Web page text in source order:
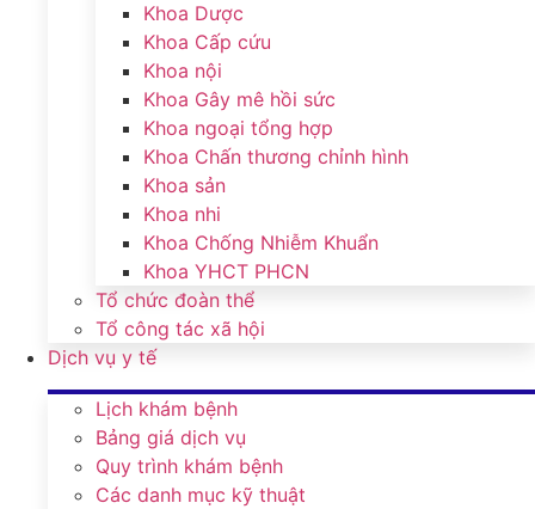
Khoa Dược
Khoa Cấp cứu
Khoa nội
Khoa Gây mê hồi sức
Khoa ngoại tổng hợp
Khoa Chấn thương chỉnh hình
Khoa sản
Khoa nhi
Khoa Chống Nhiễm Khuẩn
Khoa YHCT PHCN
Tổ chức đoàn thể
Tổ công tác xã hội
Dịch vụ y tế
Lịch khám bệnh
Bảng giá dịch vụ
Quy trình khám bệnh
Các danh mục kỹ thuật